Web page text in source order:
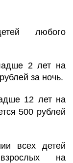
любого
2 лет на
за ночь.
12 лет на
500 рублей
всех детей
на